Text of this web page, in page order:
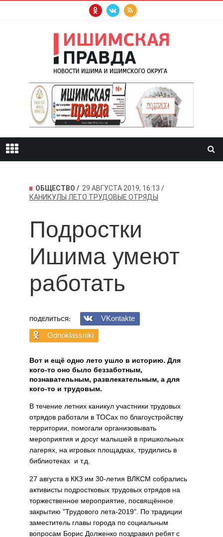
ОБЩЕСТВО
29 АВГУСТА 2019, 16:13
КАНИКУЛЫ ЛЕТО ТРУДОВЫЕ ОТРЯДЫ
Подростки
Ишима умеют
работать
ПОДЕЛИТЬСЯ:
VKontakte
Odnoklassniki
Вот и ещё одно лето ушло в историю. Для
кого-то оно было беззаботным,
познавательным, развлекательным, а для
кого-то и трудовым.
В течение летних каникул участники трудовых
отрядов работали в ТОСах по благоустройству
территории, помогали организовывать
мероприятия и досуг малышей в пришкольных
лагерях, на игровых площадках, трудились в
библиотеках и т.д.
27 августа в ККЗ им 30-летия ВЛКСМ собрались
активисты подростковых трудовых отрядов на
торжественное мероприятие, посвящённое
закрытию "Трудового лета-2019". По традиции
заместитель главы города по социальным
вопросам Борис Долженко поздравил ребят с